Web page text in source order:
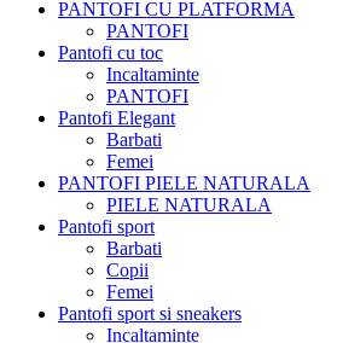
PANTOFI CU PLATFORMA
PANTOFI
Pantofi cu toc
Incaltaminte
PANTOFI
Pantofi Elegant
Barbati
Femei
PANTOFI PIELE NATURALA
PIELE NATURALA
Pantofi sport
Barbati
Copii
Femei
Pantofi sport si sneakers
Incaltaminte